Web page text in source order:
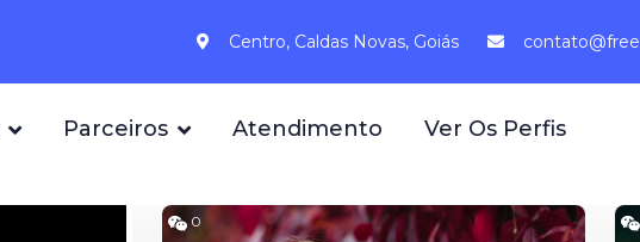
Centro, Caldas Novas, Goiás
Parceiros Atendimento Ver Os Perfis
0